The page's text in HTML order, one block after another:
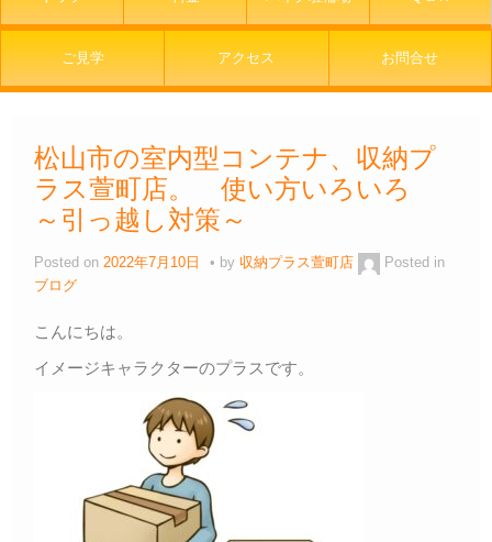
ご見学 アクセス お問合せ
松山市の室内型コンテナ、収納プ
ラス萱町店。 使い方いろいろ
～引っ越し対策～
Posted on 2022年7月10日 by 収納プラス萱町店
Posted in
ブログ
こんにちは。
イメージキャラクターのプラスです。